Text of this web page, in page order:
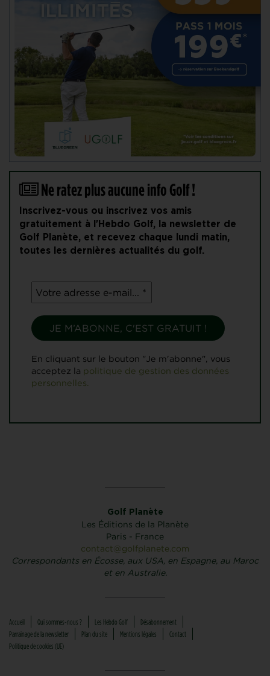
Ne ratez plus aucune info Golf !
Inscrivez-vous ou inscrivez vos amis
gratuitement à l'Hebdo Golf, la newsletter de
Golf Planète, et recevez chaque lundi matin,
toutes les dernières actualités du golf.
En cliquant sur le bouton "Je m'abonne", vous
acceptez la politique de gestion des données
personnelles.
Golf Planète
Les Éditions de la Planète
Paris - France
contact@golfplanete.com
Correspondants en Écosse, aux USA, en Espagne, au Maroc
et en Australie.
Accueil Qui sommes-nous ? Les Hebdo Golf
Désabonnement
Parrainage de la newsletter
Plan du site Mentions légales
Contact
Politique de cookies (UE)